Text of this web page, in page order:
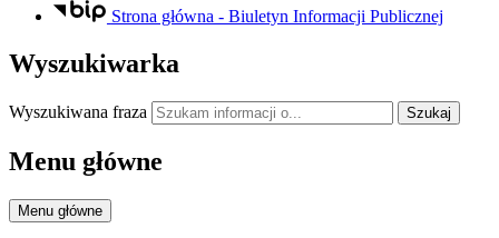
Strona główna - Biuletyn Informacji Publicznej
Wyszukiwarka
Wyszukiwana fraza Szukaj
Menu główne
Menu główne